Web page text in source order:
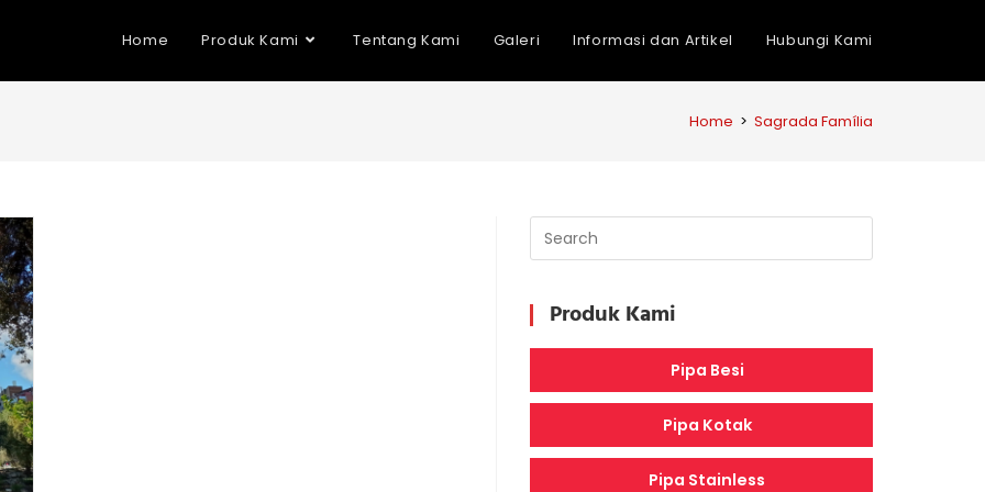
Home Produk Kami Tentang Kami Galeri Informasi dan Artikel Hubungi Kami
Home > Sagrada Família
Produk Kami
Pipa Besi
Pipa Kotak
Pipa Stainless